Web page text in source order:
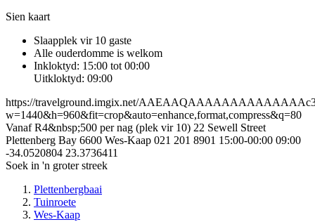
Sien kaart
Slaapplek vir 10 gaste
Alle ouderdomme is welkom
Inkloktyd: 15:00 tot 00:00
Uitkloktyd: 09:00
https://travelground.imgix.net/
w=1440&h=960&fit=crop&auto=enhance,format,compress&q=80
Vanaf R4&nbsp;500 per nag (plek vir 10) 22 Sewell Street
Plettenberg Bay 6600 Wes-Kaap 021 201 8901 15:00-00:00 09:00
-34.0520804 23.3736411
Soek in 'n groter streek
Plettenbergbaai
Tuinroete
Wes-Kaap